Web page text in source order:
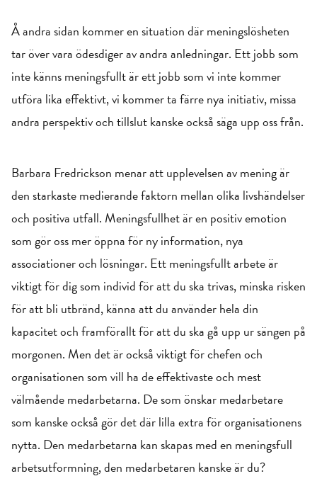
Å andra sidan kommer en situation där meningslösheten
tar över vara ödesdiger av andra anledningar. Ett jobb som
inte känns meningsfullt är ett jobb som vi inte kommer
utföra lika effektivt, vi kommer ta färre nya initiativ, missa
andra perspektiv och tillslut kanske också säga upp oss från.
Barbara Fredrickson menar att upplevelsen av mening är
den starkaste medierande faktorn mellan olika livshändelser
och positiva utfall. Meningsfullhet är en positiv emotion
som gör oss mer öppna för ny information, nya
associationer och lösningar. Ett meningsfullt arbete är
viktigt för dig som individ för att du ska trivas, minska risken
för att bli utbränd, känna att du använder hela din
kapacitet och framförallt för att du ska gå upp ur sängen på
morgonen. Men det är också viktigt för chefen och
organisationen som vill ha de effektivaste och mest
välmående medarbetarna. De som önskar medarbetare
som kanske också gör det där lilla extra för organisationens
nytta. Den medarbetarna kan skapas med en meningsfull
arbetsutformning, den medarbetaren kanske är du?